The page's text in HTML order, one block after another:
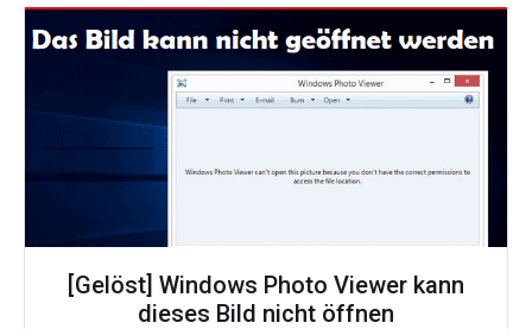
[Gelöst] Windows Photo Viewer kann
dieses Bild nicht öffnen